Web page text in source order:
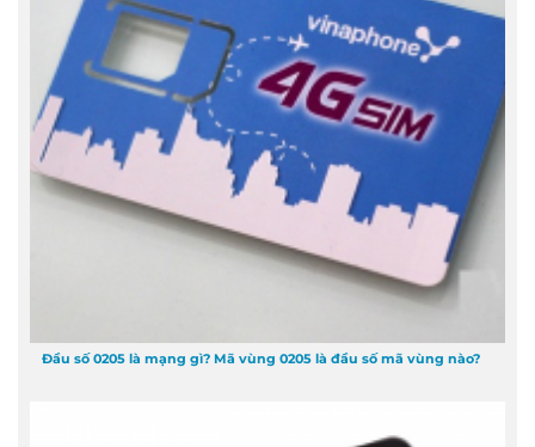
Đầu số 0205 là mạng gì? Mã vùng 0205 là đầu số mã vùng nào?